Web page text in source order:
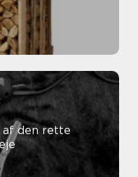
af den rette